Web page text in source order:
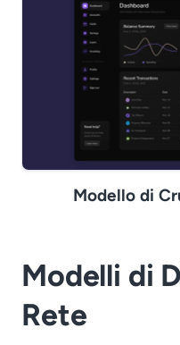
Modello di
Modelli di
Rete